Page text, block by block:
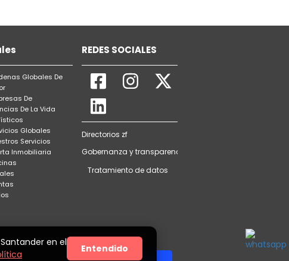
Globales De
De
De La Vida
Globales
Servicios
Inmobiliaria
REDES SOCIALES
Directorios zf
Gobernanza y transparencia
Tratamiento de datos
en el
Entendido